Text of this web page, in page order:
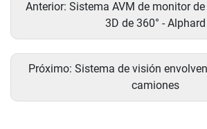
Anterior: Sistema AVM de monitor
3D de 360° - Alphard
Próximo: Sistema de visión
camiones